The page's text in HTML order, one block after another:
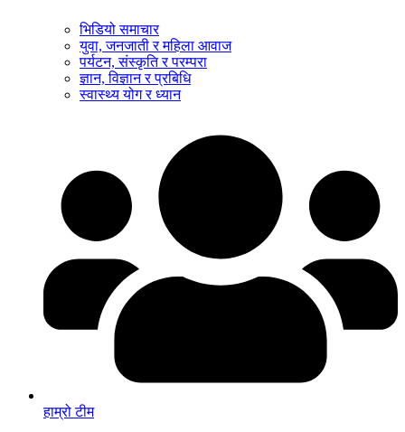
भिडियो समाचार
युवा, जनजाती र महिला आवाज
पर्यटन, संस्कृति र परम्परा
ज्ञान, विज्ञान र प्रबिधि
स्वास्थ्य योग र ध्यान
हाम्रो टीम